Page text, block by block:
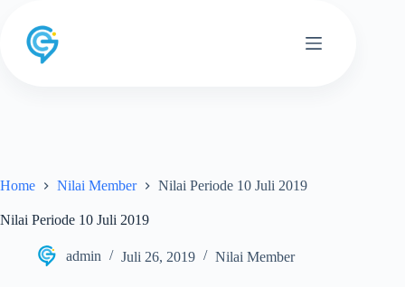
content
Home Nilai Member Nilai Periode 10 Juli 2019
Nilai Periode 10 Juli 2019
admin Juli 26, 2019 Nilai Member